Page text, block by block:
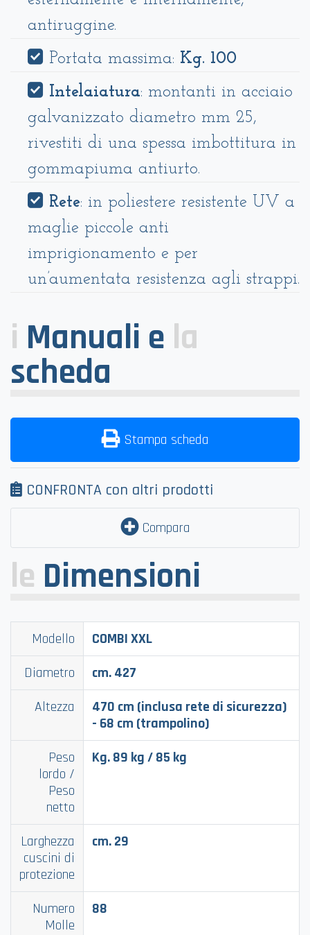
antiruggine.
Portata massima: Kg. 100
Intelaiatura: montanti in acciaio
galvanizzato diametro mm 25,
rivestiti di una spessa imbottitura in
gommapiuma antiurto.
Rete: in poliestere resistente UV a
maglie piccole anti
imprigionamento e per
un’aumentata resistenza agli strappi.
i Manuali e la
scheda
Stampa scheda
CONFRONTA con altri prodotti
Compara
le Dimensioni
Modello
COMBI XXL
Diametro
cm. 427
Altezza
470 cm (inclusa rete di sicurezza)
- 68 cm (trampolino)
Peso
lordo /
Peso
netto
Kg. 89 kg / 85 kg
Larghezza
cuscini di
protezione
cm. 29
Numero
Molle
88